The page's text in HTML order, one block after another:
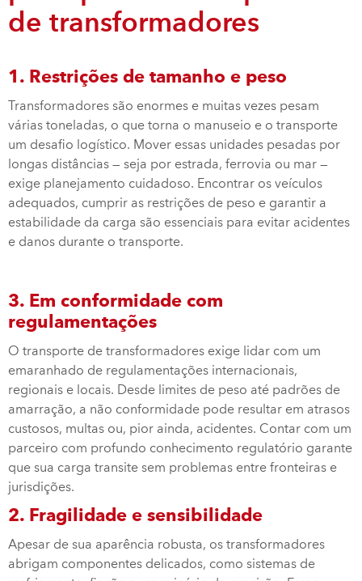
de transformadores
1. Restrições de tamanho e peso
Transformadores são enormes e muitas vezes pesam
várias toneladas, o que torna o manuseio e o transporte
um desafio logístico. Mover essas unidades pesadas por
longas distâncias — seja por estrada, ferrovia ou mar —
exige planejamento cuidadoso. Encontrar os veículos
adequados, cumprir as restrições de peso e garantir a
estabilidade da carga são essenciais para evitar acidentes
e danos durante o transporte.
3. Em conformidade com
regulamentações
O transporte de transformadores exige lidar com um
emaranhado de regulamentações internacionais,
regionais e locais. Desde limites de peso até padrões de
amarração, a não conformidade pode resultar em atrasos
custosos, multas ou, pior ainda, acidentes. Contar com um
parceiro com profundo conhecimento regulatório garante
que sua carga transite sem problemas entre fronteiras e
jurisdições.
2. Fragilidade e sensibilidade
Apesar de sua aparência robusta, os transformadores
abrigam componentes delicados, como sistemas de